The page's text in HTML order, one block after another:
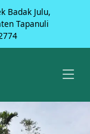
Badak Julu,
Tapanuli